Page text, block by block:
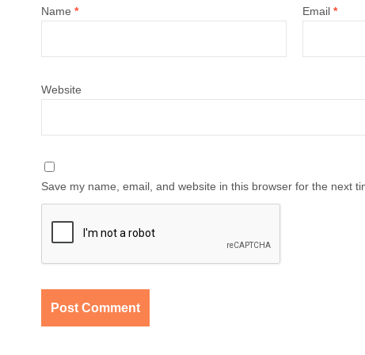
Name * Email *
Website
Save my name, email, and website in this browser for the next